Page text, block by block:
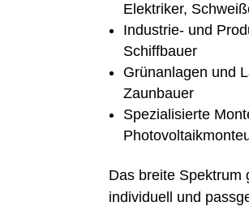
Elektriker,
Industrie- und
Schiffbauer
Grünanlagen und
Zaunbauer
Spezialisierte
Das breite Spektrum
individuell und